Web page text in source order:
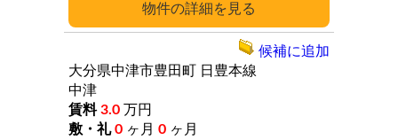
詳細
大分県中津市豊田町
日豊本線
中津
3.0 万円
0 ヶ月 0 ヶ月
候補に追加